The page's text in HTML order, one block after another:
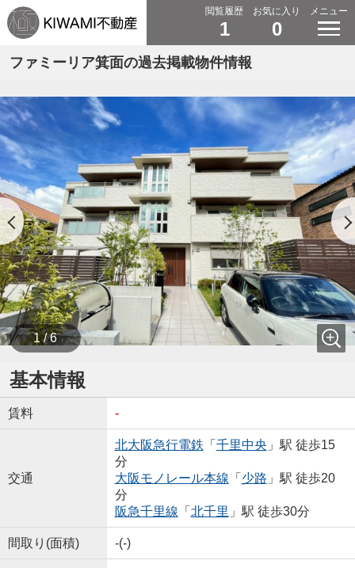
閲覧履歴
1
お気に入り
0
メニュー
ファミーリア箕面の過去掲載物件情報
1 / 6
基本情報
賃料 -
交通
北大阪急行電鉄 「 千里中央 」駅 徒歩15
分
大阪モノレール本線 「 少路 」駅 徒歩20
分
阪急千里線 「 北千里 」駅 徒歩30分
間取り(面積) -(-)